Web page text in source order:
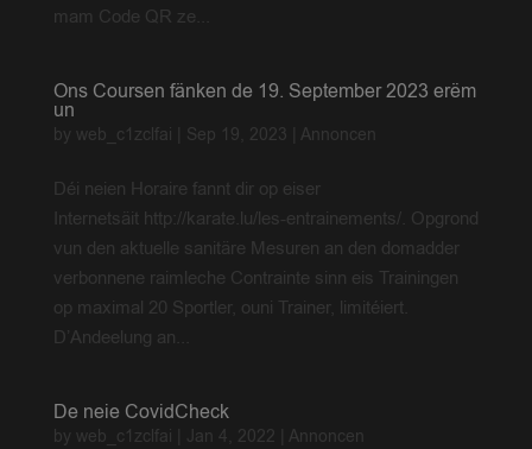
mam Code QR ze...
Ons Coursen fänken de 19. September 2023 erëm
un
by web_c1zclfai Sep 19, 2023 Annoncen
Déi neien Horaire fannt dir op eiser
Internetsäit http://karate.lu/les-entrainements/. Opgrond
vun den aktuelle sanitäre Mesuren an den domadder
verbonnene raimleche Contrainte sinn eis Trainingen
op maximal 20 Sportler, ouni Trainer, limitéiert.
D’Andeelung an...
De neie CovidCheck
by web_c1zclfai Jan 4, 2022 Annoncen